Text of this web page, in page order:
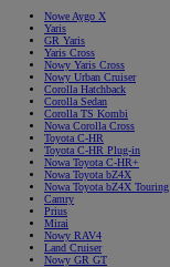
Nowe Aygo X
Yaris
GR Yaris
Yaris Cross
Nowy Yaris Cross
Nowy Urban Cruiser
Corolla Hatchback
Corolla Sedan
Corolla TS Kombi
Nowa Corolla Cross
Toyota C-HR
Toyota C-HR Plug-in
Nowa Toyota C-HR+
Nowa Toyota bZ4X
Nowa Toyota bZ4X Touring
Camry
Prius
Mirai
Nowy RAV4
Land Cruiser
Nowy GR GT